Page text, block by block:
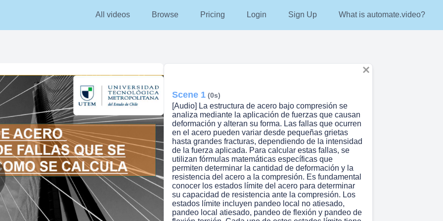
All videos Browse Pricing Login Sign Up What is automate.video?
Scene 1 (0s)
[Audio] La estructura de acero bajo compresión se
analiza mediante la aplicación de fuerzas que causan
deformación y alteran su forma. Las fallas que ocurren
en el acero pueden variar desde pequeñas grietas
hasta grandes fracturas, dependiendo de la intensidad
de la fuerza aplicada. Para calcular estas fallas, se
utilizan fórmulas matemáticas específicas que
permiten determinar la cantidad de deformación y la
resistencia del acero a la compresión. Es fundamental
conocer los estados límite del acero para determinar
su capacidad de resistencia ante la compresión. Los
estados límite incluyen pandeo local no atiesado,
pandeo local atiesado, pandeo de flexión y pandeo de